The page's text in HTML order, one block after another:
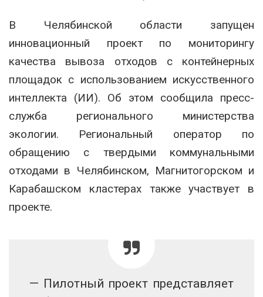
В Челябинской области запущен
инновационный проект по мониторингу
качества вывоза отходов с контейнерных
площадок с использованием искусственного
интеллекта (ИИ). Об этом сообщила пресс-
служба регионального министерства
экологии. Региональный оператор по
обращению с твердыми коммунальными
отходами в Челябинском, Магнитогорском и
Карабашском кластерах также участвует в
проекте.
— Пилотный проект представляет